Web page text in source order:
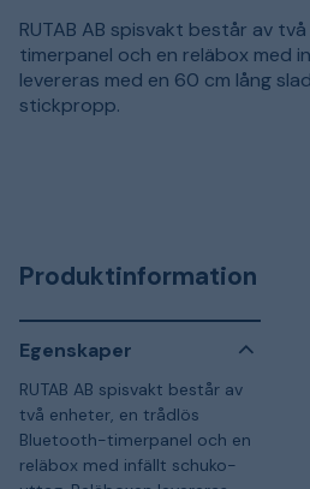
RUTAB AB spisvakt består av
timerpanel och en reläbox med
levereras med en 60 cm lång
stickpropp.
Produktinformation
Egenskaper
RUTAB AB spisvakt består av
två enheter, en trådlös
Bluetooth-timerpanel och en
reläbox med infällt schuko-